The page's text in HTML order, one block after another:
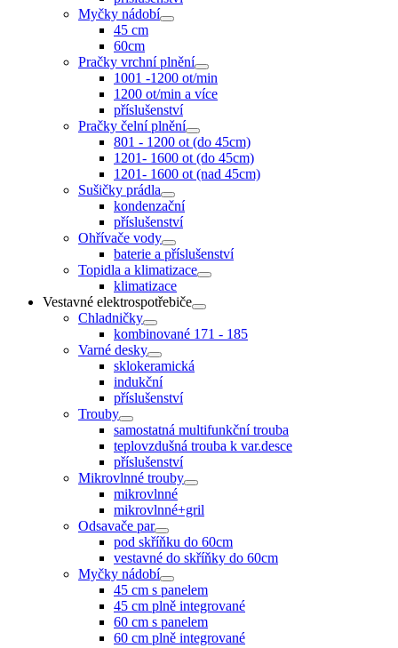
Myčky nádobí
45 cm
60cm
Pračky vrchní plnění
1001 -1200 ot/min
1200 ot/min a více
příslušenství
Pračky čelní plnění
801 - 1200 ot (do 45cm)
1201- 1600 ot (do 45cm)
1201- 1600 ot (nad 45cm)
Sušičky prádla
kondenzační
příslušenství
Ohřívače vody
baterie a příslušenství
Topidla a klimatizace
klimatizace
Vestavné elektrospotřebiče
Chladničky
kombinované 171 - 185
Varné desky
sklokeramická
indukční
příslušenství
Trouby
samostatná multifunkční trouba
teplovzdušná trouba k var.desce
příslušenství
Mikrovlnné trouby
mikrovlnné
mikrovlnné+gril
Odsavače par
pod skříňku do 60cm
vestavné do skříňky do 60cm
Myčky nádobí
45 cm s panelem
45 cm plně integrované
60 cm s panelem
60 cm plně integrované